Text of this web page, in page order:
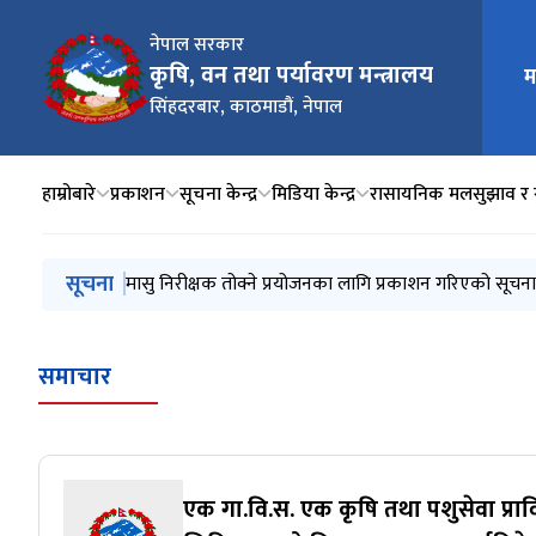
नेपाल सरकार
कृषि, वन तथा पर्यावरण मन्त्रालय
सिंहदरबार, काठमाडौं, नेपाल
मुख्य
हाम्रोबारे प्रकाशन सूचना केन्द्र मिडिया केन्द्र रासायनिक मलसुझाव र
मुख्य नेभिगेसनमा जानुहोस्
सूचना सेवाकालिन तालिममा कर्मचारी मनोनयन गरी पठइएको
मासु निरीक्षक तोक्ने प्रयोजनका लागि प्रकाशन गरिएको
पशु वधशाला, पशु वधस्थल, मासु पसलको विवरण भर्ने
अनुदानित रासायनिक मलको २०८३, श्रावण १ देखि २०८३
ए. ए. एग्रो प्यानल इन्डष्ट्रिजको स्थापनाको इआईए (७ दिने
समाचार
एक गा.वि.स. एक कृषि तथा पशुसेवा